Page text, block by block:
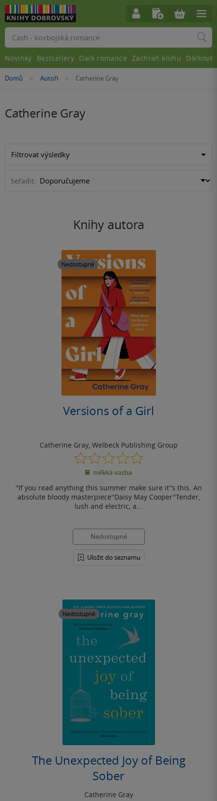
Nacházíte
Domů »Autoři »
Catherine Gray
Catherine Gray
Filtrovat výsledky
Seřadit:
Knihy autora
Nedostupné
Versions of a Girl
Catherine Gray, Welbeck Publishing Group
0.0
z
5
měkká vazba
''If you read anything this summer make sure it''s this. An
absolute bloody masterpiece''Daisy May Cooper''Tender,
lush and electric; a...
Nedostupné
Uložit do seznamu
Nedostupné
The Unexpected Joy of Being
Sober
Catherine Gray
Vyhledávání
Novinky Bestsellery Dark romance Zachraň knihu Dárkové